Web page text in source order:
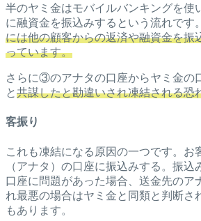
半のヤミ金はモバイルバンキングを使
に融資金を振込みするという流れです。
には他の顧客からの返済や融資金を振
っています。
さらに③のアナタの口座からヤミ金の
と共謀したと勘違いされ凍結される恐
客振り
これも凍結になる原因の一つです。お
（アナタ）の口座に振込みする。振
口座に問題があった場合、送金先のア
れ最悪の場合はヤミ金と同類と判断さ
もあります。